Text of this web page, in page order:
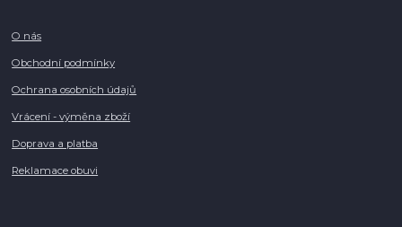
O nás
Obchodní podmínky
Ochrana osobních údajů
Vrácení - výměna zboží
Doprava a platba
Reklamace obuvi